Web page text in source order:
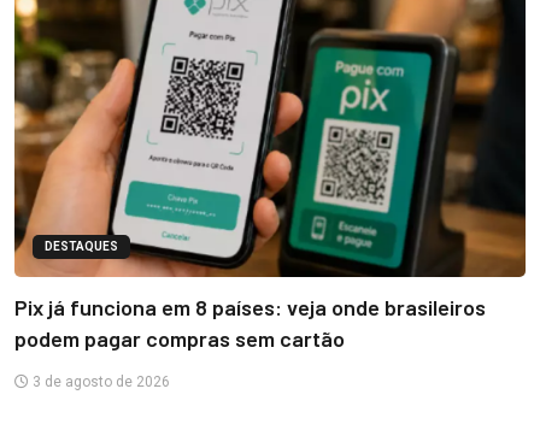
DESTAQUES
Pix já funciona em 8 países: veja onde brasileiros
podem pagar compras sem cartão
3 de agosto de 2026